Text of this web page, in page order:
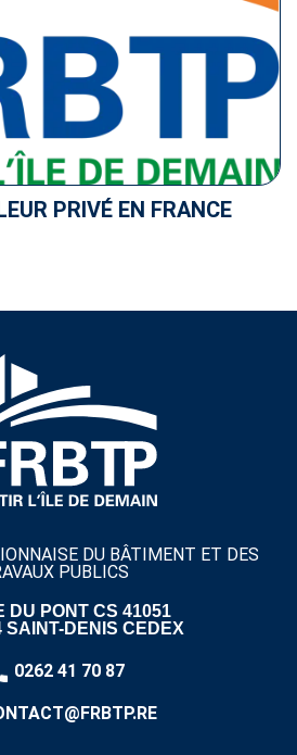
PRIVÉ EN FRANCE
DU BÂTIMENT ET DES
PUBLICS
DU PONT CS 41051
SAINT-DENIS CEDEX
0262 41 70 87